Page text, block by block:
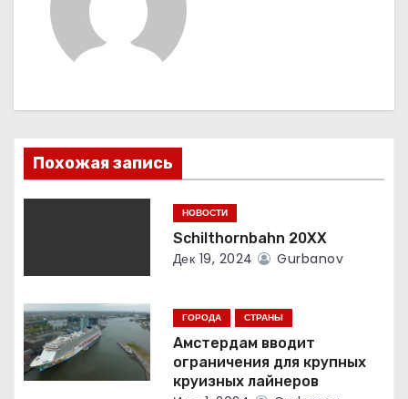
з
и
с
я
Похожая запись
НОВОСТИ
Schilthornbahn 20XX
Дек 19, 2024 Gurbanov
ГОРОДА СТРАНЫ
Амстердам вводит
ограничения для крупных
круизных лайнеров